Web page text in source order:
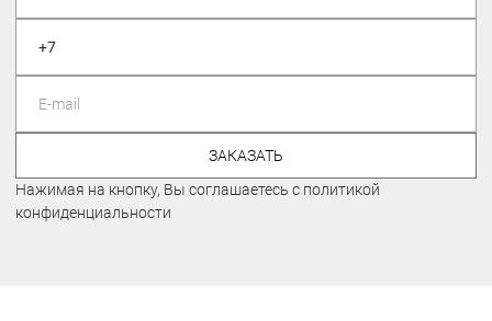
ЗАКАЗАТЬ
Нажимая на кнопку, Вы соглашаетесь с политикой
конфиденциальности